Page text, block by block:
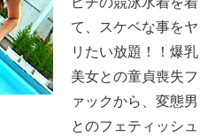
て、スケベな事をヤ
リたい放題！！爆乳
美女との童貞喪失フ
ァックから、変態男
とのフェティッシュ